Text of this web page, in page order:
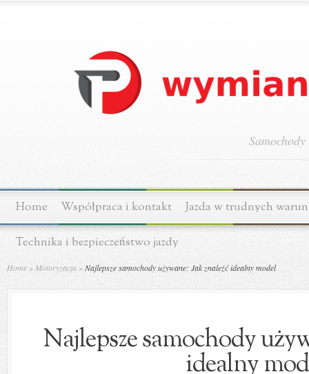
Home Współpraca i kontakt Jazda w trudnych
Technika i bezpieczeństwo jazdy
Home » Motoryzacja »Najlepsze samochody używane: Jak znaleźć idealny model
Najlepsze samochody
idealny